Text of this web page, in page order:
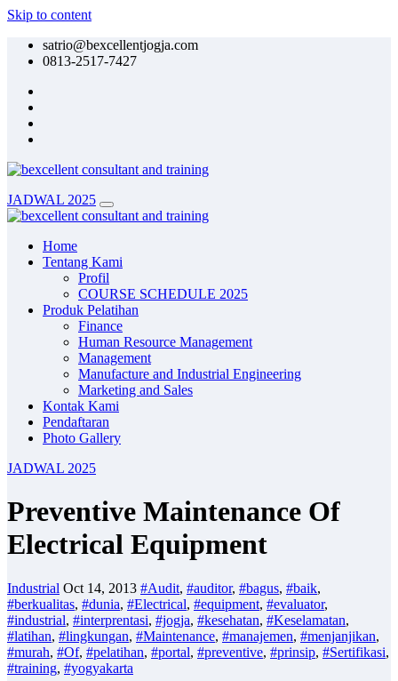
Skip to content
satrio@bexcellentjogja.com
0813-2517-7427
JADWAL 2025
Home
Tentang Kami
Profil
COURSE SCHEDULE 2025
Produk Pelatihan
Finance
Human Resource Management
Management
Manufacture and Industrial Engineering
Marketing and Sales
Kontak Kami
Pendaftaran
Photo Gallery
JADWAL 2025
Preventive Maintenance Of
Electrical Equipment
Industrial Oct 14, 2013 #Audit, #auditor, #bagus, #baik,
#berkualitas, #dunia, #Electrical, #equipment, #evaluator,
#industrial, #interprentasi, #jogja, #kesehatan, #Keselamatan,
#latihan, #lingkungan, #Maintenance, #manajemen, #menjanjikan,
#murah, #Of, #pelatihan, #portal, #preventive, #prinsip, #Sertifikasi,
#training, #yogyakarta